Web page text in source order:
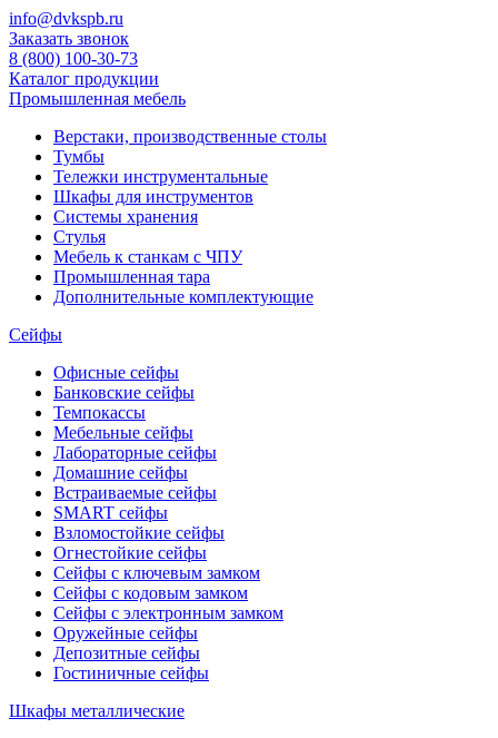
info@dvkspb.ru
Заказать звонок
8 (800) 100-30-73
Каталог продукции
Промышленная мебель
Верстаки, производственные столы
Тумбы
Тележки инструментальные
Шкафы для инструментов
Системы хранения
Стулья
Мебель к станкам с ЧПУ
Промышленная тара
Дополнительные комплектующие
Сейфы
Офисные сейфы
Банковские сейфы
Темпокассы
Мебельные сейфы
Лабораторные сейфы
Домашние сейфы
Встраиваемые сейфы
SMART сейфы
Взломостойкие сейфы
Огнестойкие сейфы
Сейфы с ключевым замком
Сейфы с кодовым замком
Сейфы с электронным замком
Оружейные сейфы
Депозитные сейфы
Гостиничные сейфы
Шкафы металлические